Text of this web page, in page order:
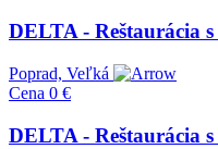
DELTA - Reštaurácia
Poprad, Veľká
Cena 0 €
DELTA - Reštaurácia